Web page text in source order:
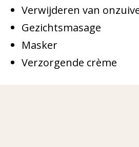
Verwijderen van
Gezichtsmasage
Masker
Verzorgende crème